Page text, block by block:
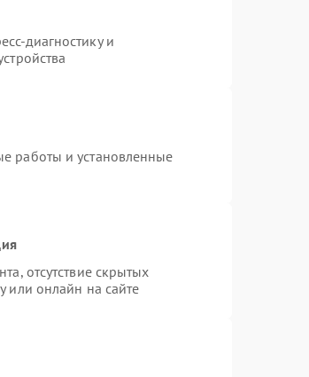
диагностику и
работы и установленные
отсутствие скрытых
или онлайн на сайте